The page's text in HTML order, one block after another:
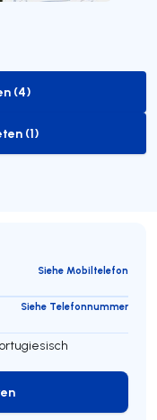
(4)
(1)
Siehe Mobiltelefon
Siehe Telefonnummer